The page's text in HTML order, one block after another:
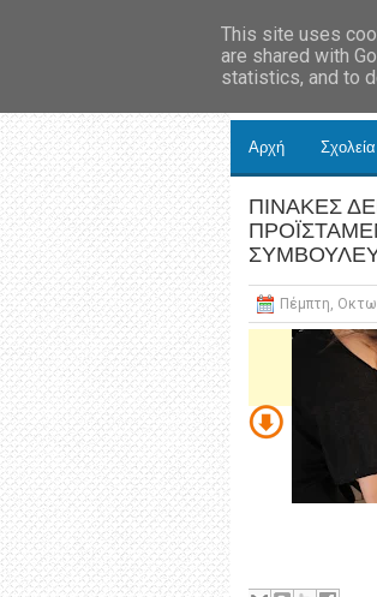
Αρχή Σχολεία
ΠΙΝΑΚΕΣ
Πέμπτη,
This site uses
are shared with
statistics, and to